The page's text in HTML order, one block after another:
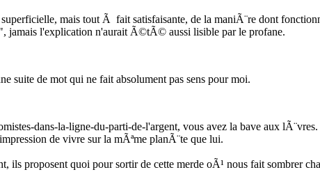
mais tout Ã fait satisfaisante, de la maniÃ¨re dont
jamais l'explication n'aurait Ã©tÃ© aussi lisible par le profane.
suite de mot qui ne fait absolument pas sens pour moi.
dans-la-ligne-du-parti-de-l'argent, vous avez la bave aux
de vivre sur la mÃªme planÃ¨te que lui.
ils proposent quoi pour sortir de cette merde oÃ¹ nous fait sombrer